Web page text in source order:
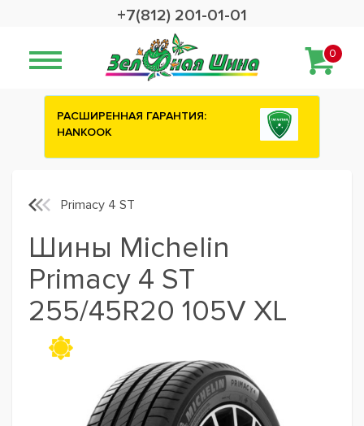
+7(812) 201-01-01
0
Сashback 2500 рублей на зимние
Primacy 4 ST
Шины Michelin
Primacy 4 ST
255/45R20 105V XL